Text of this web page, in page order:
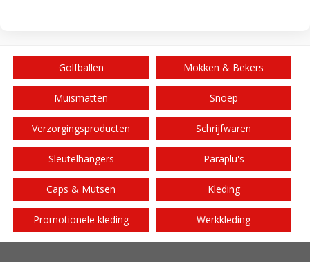
Golfballen Mokken & Bekers
Muismatten Snoep
Verzorgingsproducten Schrijfwaren
Sleutelhangers Paraplu's
Caps & Mutsen Kleding
Promotionele kleding Werkkleding